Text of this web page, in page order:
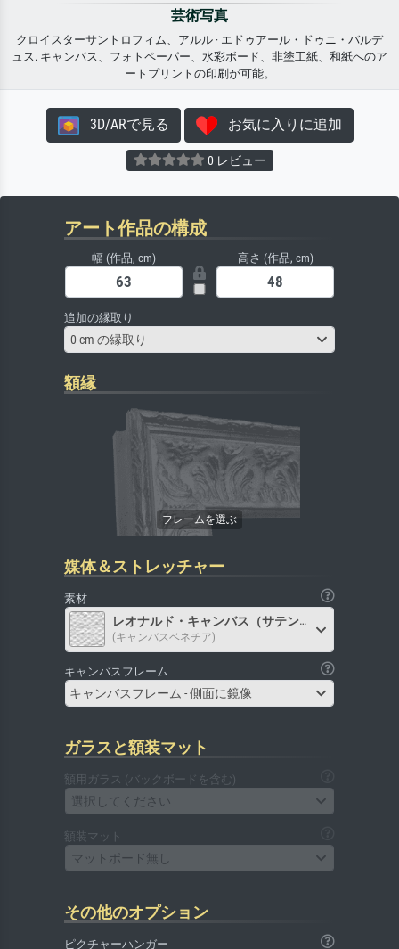
芸術写真
クロイスターサントロフィム、アルル · エドゥアール・ドゥニ・バルデ
ュス. キャンバス、フォトペーパー、水彩ボード、非塗工紙、和紙へのア
ートプリントの印刷が可能。
3D/ARで見る お気に入りに追加
0 レビュー
アート作品の構成
幅 (作品, cm) 高さ (作品, cm)
追加の縁取り
0 cm の縁取り
額縁
媒体＆ストレッチャー
素材
レオナルド・キャンバス（サテン）
(キャンバスベネチア)
キャンバスフレーム
キャンバスフレーム - 側面に鏡像
ガラスと額装マット
額用ガラス (バックボードを含む)
選択してください
額装マット
マットボード無し
その他のオプション
ピクチャーハンガー